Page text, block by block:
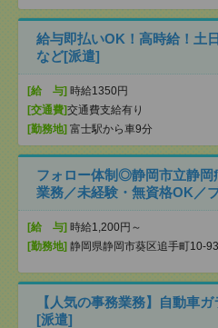
給与即払いOK！高時給！土
など[派遣]
[給 与] 時給1350円
[交通費]交通費支給有り
[勤務地] 富士駅から車9分
フォロー体制◎静岡市立静岡
業務／未経験・無資格OK／
[給 与] 時給1,200円～
[勤務地] 静岡県静岡市葵区追手町10-93
【人気の事務業務】自動車
[派遣]